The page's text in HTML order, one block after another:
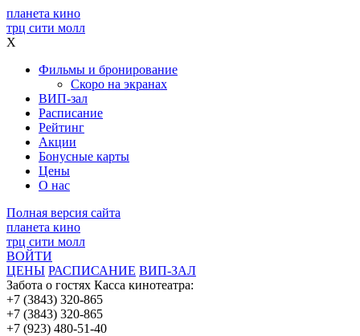
планета кино
трц сити молл
X
Фильмы и бронирование
Скоро на экранах
ВИП-зал
Расписание
Рейтинг
Акции
Бонусные карты
Цены
О нас
Полная версия сайта
планета кино
трц сити молл
ВОЙТИ
ЦЕНЫ РАСПИСАНИЕ ВИП-ЗАЛ
Забота о гостях Касса кинотеатра:
+7 (3843) 320-865
+7 (3843) 320-865
+7 (923) 480-51-40